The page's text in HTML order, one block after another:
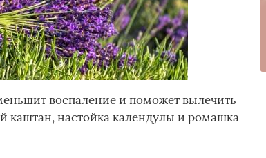
воспаление и поможет вылечить
каштан, настойка календулы и ромашка